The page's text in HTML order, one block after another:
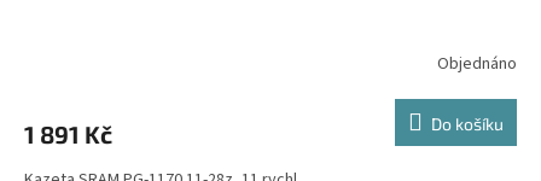
Objednáno
1 891 Kč Do košíku